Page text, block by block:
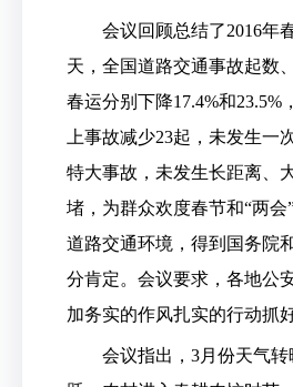
会议回顾总结了2016年
天，全国道路交通事故起数
春运分别下降17.4%和23.5%
上事故减少23起，未发生一
特大事故，未发生长距离、
堵，为群众欢度春节和“两会
道路交通环境，得到国务院
分肯定。会议要求，各地公
加务实的作风扎实的行动抓
会议指出，3月份天气